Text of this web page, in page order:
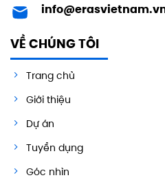
VỀ CHÚNG TÔI
Trang chủ
Giới thiệu
Dự án
Tuyển dụng
Góc nhìn